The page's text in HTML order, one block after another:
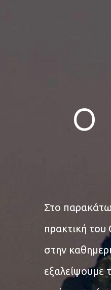
Ο
Στο
πρακτική
στην
εξαλείψουμε